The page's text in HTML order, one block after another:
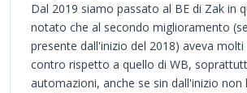
Dal 2019 siamo passato al BE di Zak in
notato che al secondo miglioramento
presente dall'inizio del 2018) aveva molti
contro rispetto a quello di WB,
automazioni, anche se sin dall'inizio non